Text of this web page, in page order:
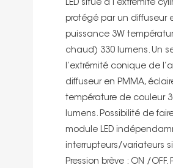
LED situé à l’extrémité
protégé par un diffuseur
puissance 3W
chaud) 330 lumens. Un
l’extrémité conique de
diffuseur en PMMA,
température de couleur
lumens. Possibilité de
module LED
interrupteurs/variateurs
Pression brève : ON /